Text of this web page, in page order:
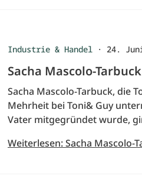
Industrie & Handel · 24.
Sacha Mascolo-
Sacha Mascolo-Tarbuck, die
Mehrheit bei Toni& Guy
Vater mitgegründet wurde,
Weiterlesen: Sacha Mascolo-